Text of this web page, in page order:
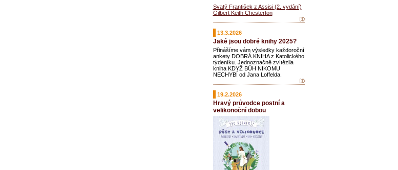
Svatý František z Assisi (2. vydání)
Gilbert Keith Chesterton
13.3.2026
Jaké jsou dobré knihy 2025?
Přinášíme vám výsledky každoroční
ankety DOBRÁ KNIHA z Katolického
týdeníku. Jednoznačně zvítězila
kniha KDYŽ BŮH NIKOMU
NECHYBÍ od Jana Loffelda.
19.2.2026
Hravý průvodce postní a
velikonoční dobou